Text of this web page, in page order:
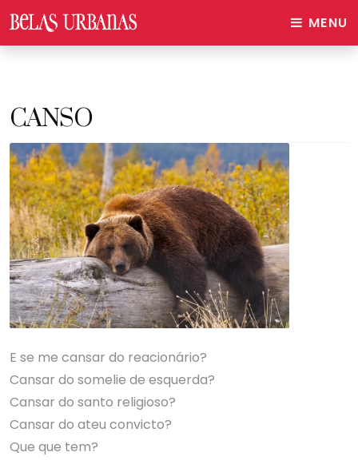
MENU
CANSO
E se me cansar do reacionário?
Cansar do somelie de esquerda?
Cansar do santo religioso?
Cansar do ateu convicto?
Que que tem?